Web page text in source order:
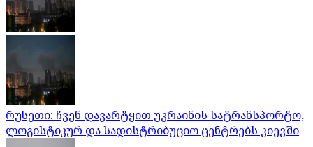
რუსეთი: ჩვენ დავარტყით უკრაინის სატრანსპორტო,
ლოგისტიკურ და სადისტრიბუციო ცენტრებს კიევში